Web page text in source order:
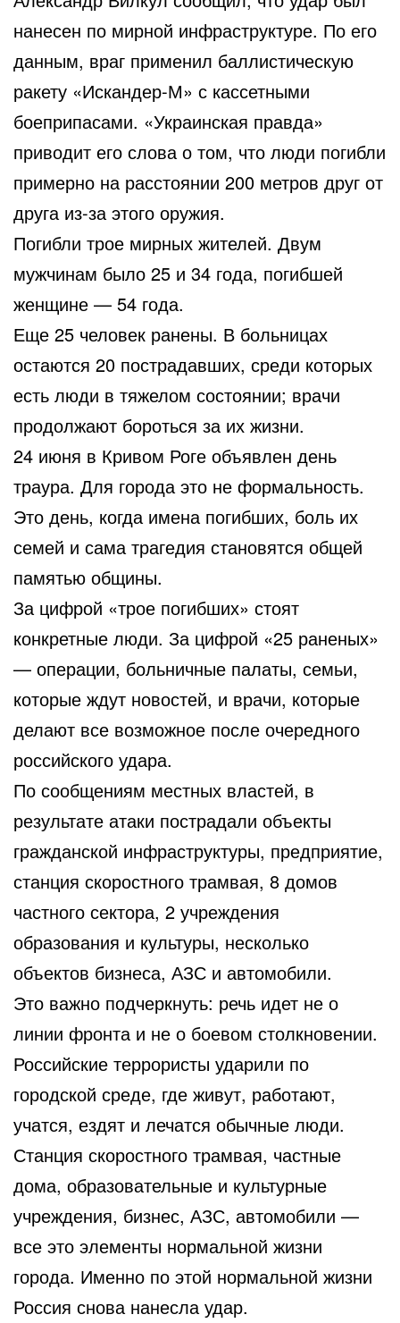
нанесен по мирной инфраструктуре. По его
данным, враг применил баллистическую
ракету «Искандер-М» с кассетными
боеприпасами. «Украинская правда»
приводит его слова о том, что люди погибли
примерно на расстоянии 200 метров друг от
друга из-за этого оружия.
Погибли трое мирных жителей. Двум
мужчинам было 25 и 34 года, погибшей
женщине — 54 года.
Еще 25 человек ранены. В больницах
остаются 20 пострадавших, среди которых
есть люди в тяжелом состоянии; врачи
продолжают бороться за их жизни.
24 июня в Кривом Роге объявлен день
траура. Для города это не формальность.
Это день, когда имена погибших, боль их
семей и сама трагедия становятся общей
памятью общины.
За цифрой «трое погибших» стоят
конкретные люди. За цифрой «25 раненых»
— операции, больничные палаты, семьи,
которые ждут новостей, и врачи, которые
делают все возможное после очередного
российского удара.
По сообщениям местных властей, в
результате атаки пострадали объекты
гражданской инфраструктуры, предприятие,
станция скоростного трамвая, 8 домов
частного сектора, 2 учреждения
образования и культуры, несколько
объектов бизнеса, АЗС и автомобили.
Это важно подчеркнуть: речь идет не о
линии фронта и не о боевом столкновении.
Российские террористы ударили по
городской среде, где живут, работают,
учатся, ездят и лечатся обычные люди.
Станция скоростного трамвая, частные
дома, образовательные и культурные
учреждения, бизнес, АЗС, автомобили —
все это элементы нормальной жизни
города. Именно по этой нормальной жизни
Россия снова нанесла удар.